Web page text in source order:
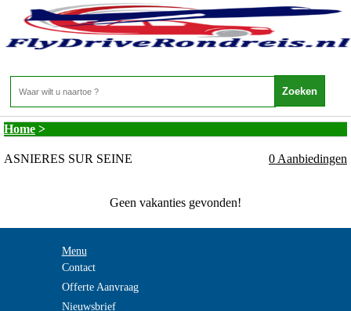
Frankrijk - ILE DE FRANCE - ASNIERES SUR
Home >
ASNIERES SUR SEINE 0 Aanbiedingen
Geen vakanties gevonden!
Menu
Contact
Offerte Aanvraag
Nieuwsbrief